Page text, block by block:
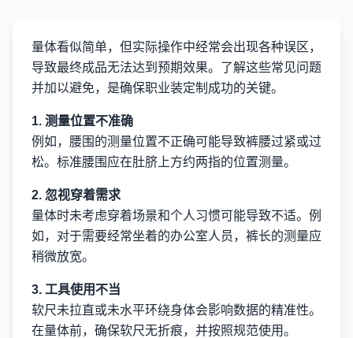
量体看似简单，但实际操作中经常会出现各种误区，
导致最终成品无法达到预期效果。了解这些常见问题
并加以避免，是确保职业装定制成功的关键。
1. 测量位置不准确
例如，腰围的测量位置不正确可能导致裤腰过紧或过
松。标准腰围应在肚脐上方约两指的位置测量。
2. 忽视穿着需求
量体时未考虑穿着场景和个人习惯可能导致不适。例
如，对于需要经常坐着的办公室人员，裤长的测量应
稍微放宽。
3. 工具使用不当
软尺未拉直或未水平环绕身体会影响数据的精准性。
在量体前，确保软尺无折痕，并按照规范使用。